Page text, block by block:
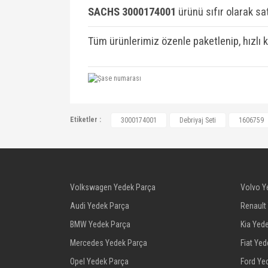
SACHS 3000174001 ürünü sıfır olarak
Tüm ürünlerimiz özenle paketlenip,
1606010, 1606010, 1606026,
Etiketler : 3000174001 Debriyaj Seti 1606759
Volkswagen Yedek Parça
Audi Yedek Parça
BMW Yedek Parça
Mercedes Yedek Parça
Opel Yedek Parça
Volvo
Kia
Fiat
Ford